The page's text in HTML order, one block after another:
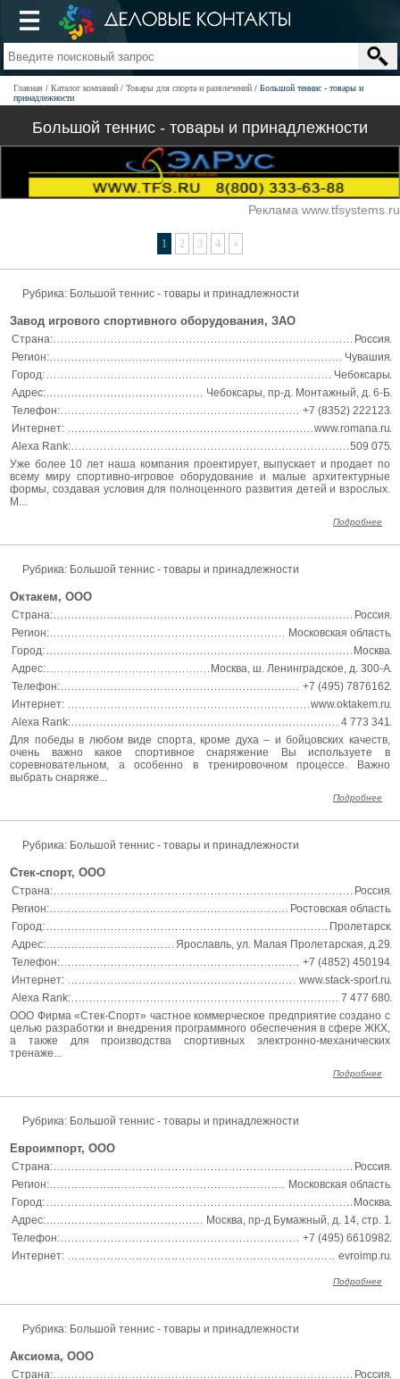
Главная Каталог компаний Товары для спорта и развлечений
Большой теннис - товары и
принадлежности
Большой теннис - товары и принадлежности
Реклама www.tfsystems.ru
1 2 3 4 »
Рубрика: Большой теннис - товары и принадлежности
Завод игрового спортивного оборудования, ЗАО
Страна:
Россия
Регион:
Чувашия
Город:
Чебоксары
Адрес:
Чебоксары, пр-д. Монтажный, д. 6-Б
Телефон:
+7 (8352) 222123
Интернет:
www.romana.ru
Alexa Rank:
509 075
Уже более 10 лет наша компания проектирует, выпускает и продает по
всему миру спортивно-игровое оборудование и малые архитектурные
формы, создавая условия для полноценного развития детей и взрослых.
М...
Подробнее
Рубрика: Большой теннис - товары и принадлежности
Октакем, ООО
Страна:
Россия
Регион:
Московская область
Город:
Москва
Адрес:
Москва, ш. Ленинградское, д. 300-А
Телефон:
+7 (495) 7876162
Интернет:
www.oktakem.ru
Alexa Rank:
4 773 341
Для победы в любом виде спорта, кроме духа – и бойцовских качеств,
очень важно какое спортивное снаряжение Вы используете в
соревновательном, а особенно в тренировочном процессе. Важно
выбрать снаряже...
Подробнее
Рубрика: Большой теннис - товары и принадлежности
Стек-спорт, ООО
Страна:
Россия
Регион:
Ростовская область
Город:
Пролетарск
Адрес:
Ярославль, ул. Малая Пролетарская, д.29
Телефон:
+7 (4852) 450194
Интернет:
www.stack-sport.ru
Alexa Rank:
7 477 680
ООО Фирма «Стек-Спорт» частное коммерческое предприятие создано с
целью разработки и внедрения программного обеспечения в сфере ЖКХ,
а также для производства спортивных электронно-механических
тренаже...
Подробнее
Рубрика: Большой теннис - товары и принадлежности
Евроимпорт, ООО
Страна:
Россия
Регион:
Московская область
Город:
Москва
Адрес:
Москва, пр-д Бумажный, д. 14, стр. 1
Телефон:
+7 (495) 6610982
Интернет:
evroimp.ru
Подробнее
Рубрика: Большой теннис - товары и принадлежности
Аксиома, ООО
Страна:
Россия